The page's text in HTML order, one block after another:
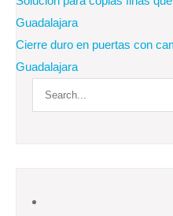
de
entradas
Guadalajara
Cierre duro en puertas con
Guadalajara